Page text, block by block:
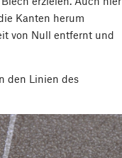
Kanten herum
von Null entfernt und
den Linien des